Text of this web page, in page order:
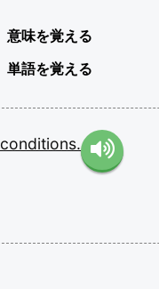
意味を覚える
単語を覚える
conditions.